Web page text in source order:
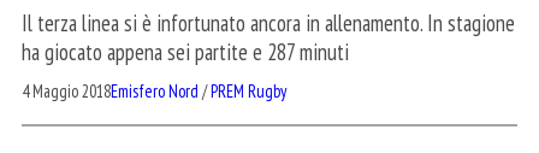
Il terza linea si è infortunato ancora in allenamento. In stagione
ha giocato appena sei partite e 287 minuti
4 Maggio 2018Emisfero Nord /PREM Rugby